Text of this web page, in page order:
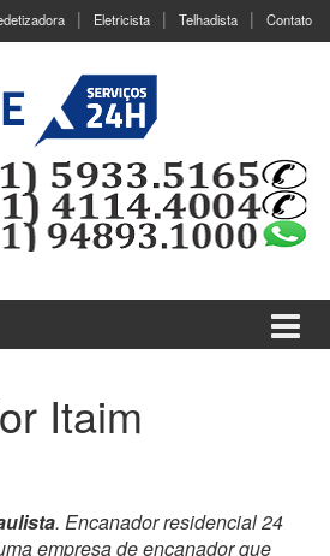
Eletricista Telhadista Contato
Itaim
. Encanador residencial 24
empresa de encanador que